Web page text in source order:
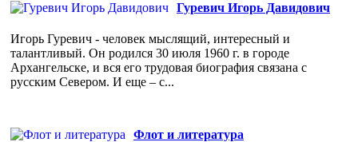
Гуревич Игорь Давидович
Игорь Гуревич - человек мыслящий, интересный и
талантливый. Он родился 30 июля 1960 г. в городе
Архангельске, и вся его трудовая биография связана с
русским Севером. И еще – с...
Флот и литература